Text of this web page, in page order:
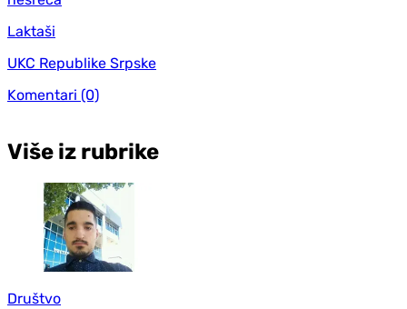
Laktaši
UKC Republike Srpske
Komentari (0)
Više iz rubrike
Društvo